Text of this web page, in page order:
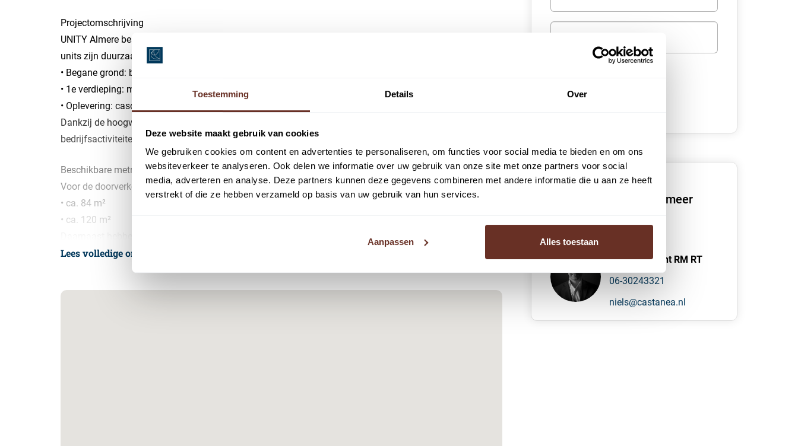
Toestemming Details Over
Deze website maakt gebruik van cookies
We gebruiken cookies om content en advertenties te personaliseren, om functies voor social media te bieden en om ons
websiteverkeer te analyseren. Ook delen we informatie over uw gebruik van onze site met onze partners voor social
media, adverteren en analyse. Deze partners kunnen deze gegevens combineren met andere informatie die u aan ze heeft
verstrekt of die ze hebben verzameld op basis van uw gebruik van hun services.
Aanpassen Alles toestaan
Projectomschrijving
UNITY Almere bestaat in totaliteit uit 82 moderne bedrijfsunits, verdeeld over vier verzamelgebouwen. De
units zijn duurzaam gebouwd en kennen een praktische en efficiënte indeling:
• Begane grond: bedrijfsruimte met overheaddeur
• 1e verdieping: multifunctionele kantoorruimte
• Oplevering: casco
Dankzij de hoogwaardige uitstraling en functionele opzet zijn de units geschikt voor uiteenlopende
bedrijfsactiviteiten.
Beschikbare metrages
Voor de doorverkoop zijn onder andere units beschikbaar van:
• ca. 84 m²
• ca. 120 m²
Lees volledige omschrijving
(Vereist)
We vertellen je graag meer
N. (Niels) Bunt RM RT
06-30243321
niels@castanea.nl